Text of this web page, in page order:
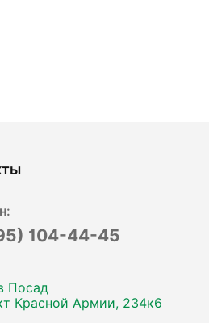
104-44-45
Посад
Красной Армии, 234к6